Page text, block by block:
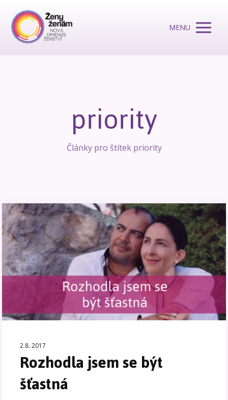
MENU
priority
Články pro štítek priority
2.8. 2017
Rozhodla jsem se být
šťastná